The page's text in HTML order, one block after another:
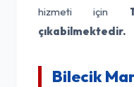
hizmeti için
çıkabilmektedir.
Bilecik